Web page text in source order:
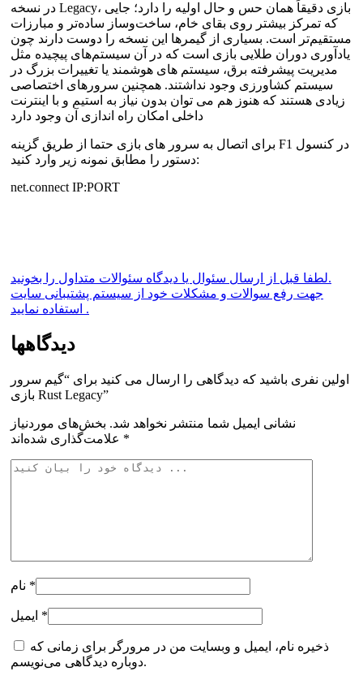
در نسخه Legacy، بازی دقیقاً همان حس و حال اولیه را دارد؛ جایی
که تمرکز بیشتر روی بقای خام، ساخت‌وساز ساده‌تر و مبارزات
مستقیم‌تر است. بسیاری از گیمرها این نسخه را دوست دارند چون
یادآوری دوران طلایی بازی است که در آن سیستم‌های پیچیده مثل
مدیریت پیشرفته برق، سیستم های هوشمند یا تغییرات بزرگ در
سیستم کشاورزی وجود نداشتند. همچنین سرورهای اختصاصی
زیادی هستند که هنوز هم می توان بدون نیاز به استیم و با اینترنت
داخلی امکان راه اندازی آن وجود دارد
برای اتصال به سرور های بازی حتما از طریق گزینه F1 در کنسول
دستور را مطابق نمونه زیر وارد کنید:
net.connect IP:PORT
لطفا قبل از ارسال سئوال یا دیدگاه سئوالات متداول را بخونید.
جهت رفع سوالات و مشکلات خود از سیستم پشتیبانی سایت
استفاده نمایید .
دیدگاهها
اولین نفری باشید که دیدگاهی را ارسال می کنید برای “گیم سرور
بازی Rust Legacy”
نشانی ایمیل شما منتشر نخواهد شد. بخش‌های موردنیاز
*
*
*
ذخیره نام، ایمیل و وبسایت من در مرورگر برای زمانی که
دوباره دیدگاهی می‌نویسم.